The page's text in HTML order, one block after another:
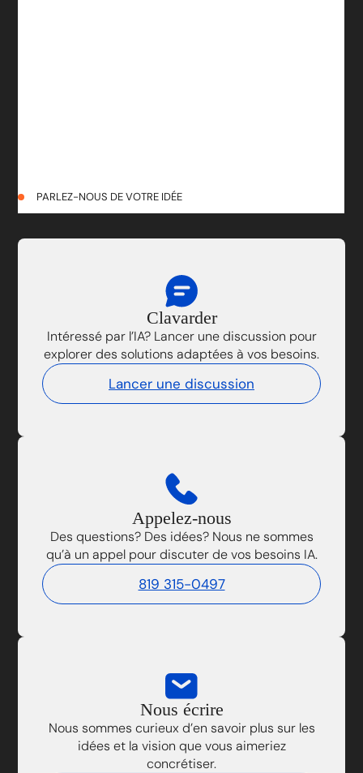
PARLEZ-NOUS DE VOTRE IDÉE
Clavarder
Intéressé par l’IA? Lancer une discussion pour
explorer des solutions adaptées à vos besoins.
Lancer une discussion
Appelez-nous
Des questions? Des idées? Nous ne sommes
qu’à un appel pour discuter de vos besoins IA.
819 315-0497
Nous écrire
Nous sommes curieux d’en savoir plus sur les
idées et la vision que vous aimeriez
concrétiser.